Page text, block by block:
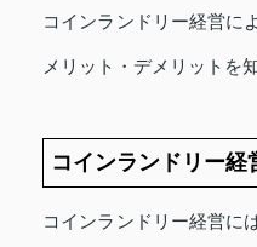
コインランドリー経営に
メリット・デメリットを
コインランドリー経
コインランドリー経営に